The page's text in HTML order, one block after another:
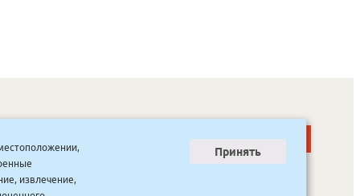
ООО “Канцпроф”, ул. Красильникова, 8, строение 3
извлечение,
Принять